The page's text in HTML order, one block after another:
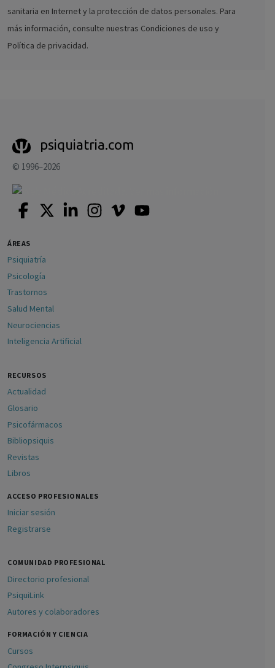
sanitaria en Internet y la protección de datos personales. Para
más información, consulte nuestras Condiciones de uso y
Política de privacidad.
psiquiatria.com
© 1996–2026
ÁREAS
Psiquiatría
Psicología
Trastornos
Salud Mental
Neurociencias
Inteligencia Artificial
RECURSOS
Actualidad
Glosario
Psicofármacos
Bibliopsiquis
Revistas
Libros
ACCESO PROFESIONALES
Iniciar sesión
Registrarse
COMUNIDAD PROFESIONAL
Directorio profesional
PsiquiLink
Autores y colaboradores
FORMACIÓN Y CIENCIA
Cursos